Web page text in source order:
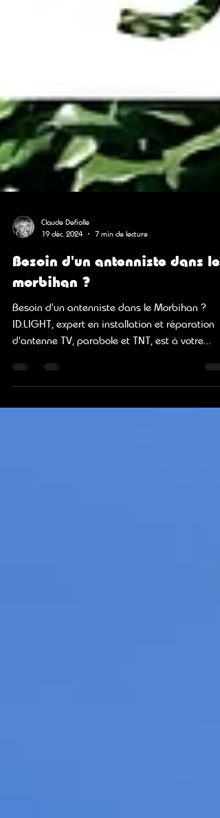
Claude Defiolle
19 déc. 2024
7 min de lecture
morbihan ?
Besoin d'un antenniste dans le Morbihan ?
d'antenne TV, parabole et TNT, est à votre
service.